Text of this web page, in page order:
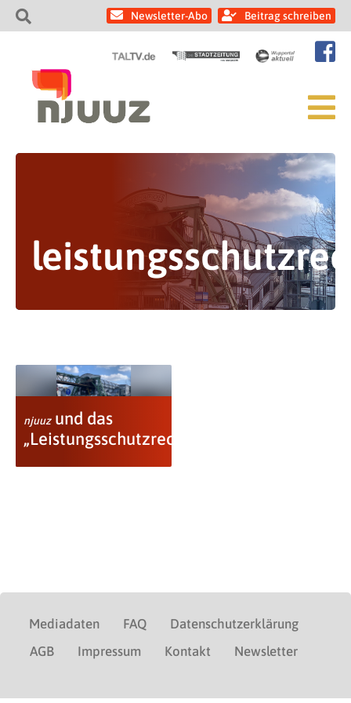
Newsletter-Abo Beitrag schreiben
njuuzund das
„Leistungsschutzrecht“
Mediadaten FAQ
Datenschutzerklärung
AGB
Impressum Kontakt Newsletter